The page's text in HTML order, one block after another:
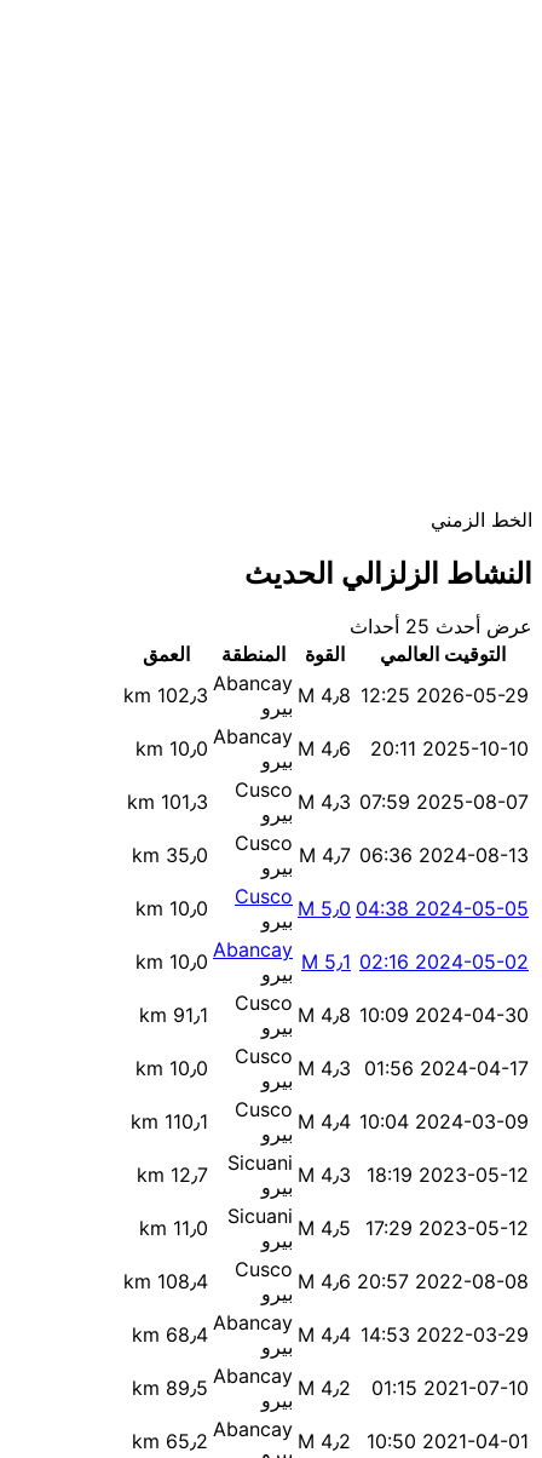
الخط الزمني
النشاط الزلزالي الحديث
عرض أحدث 25 أحداث
التوقيت العالمي
القوة المنطقة
العمق
2026-05-29 12:25
M 4٫8 Abancay
بيرو
102٫3 km
2025-10-10 20:11 M 4٫6 Abancay
بيرو
10٫0 km
2025-08-07 07:59 M 4٫3 Cusco
بيرو
101٫3 km
2024-08-13 06:36 M 4٫7 Cusco
بيرو
35٫0 km
2024-05-05 04:38 M 5٫0 Cusco
بيرو
10٫0 km
2024-05-02 02:16 M 5٫1 Abancay
بيرو
10٫0 km
2024-04-30 10:09 M 4٫8 Cusco
بيرو
91٫1 km
2024-04-17 01:56 M 4٫3 Cusco
بيرو
10٫0 km
2024-03-09 10:04 M 4٫4 Cusco
بيرو
110٫1 km
2023-05-12 18:19 M 4٫3 Sicuani
بيرو
12٫7 km
2023-05-12 17:29 M 4٫5 Sicuani
بيرو
11٫0 km
2022-08-08 20:57 M 4٫6 Cusco
بيرو
108٫4 km
2022-03-29 14:53 M 4٫4 Abancay
بيرو
68٫4 km
2021-07-10 01:15 M 4٫2 Abancay
بيرو
89٫5 km
2021-04-01 10:50 M 4٫2 Abancay 65٫2 km